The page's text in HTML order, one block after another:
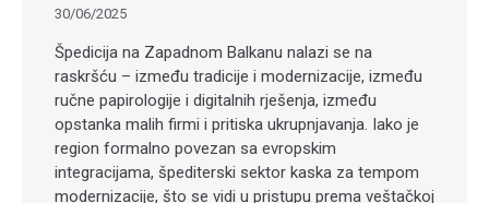
30/06/2025
Špedicija na Zapadnom Balkanu nalazi se na
raskršću – između tradicije i modernizacije, između
ručne papirologije i digitalnih rješenja, između
opstanka malih firmi i pritiska ukrupnjavanja. Iako je
region formalno povezan sa evropskim
integracijama, špediterski sektor kaska za tempom
modernizacije, što se vidi u pristupu prema veštačkoj